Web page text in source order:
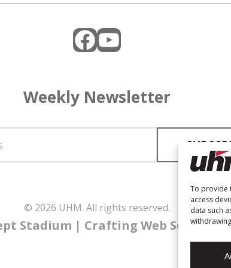
To provide
access
data such
Facebook
YouTube
Weekly Newsletter
© 2026 UHM. All rights reserved.
Stadium | Crafting Web Solutions